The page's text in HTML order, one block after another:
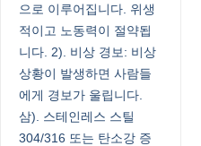
으로 이루어집니다. 위생
적이고 노동력이 절약됩
니다. 2). 비상 경보: 비상
상황이 발생하면 사람들
에게 경보가 울립니다.
삼). 스테인레스 스틸
304/316 또는 탄소강 증